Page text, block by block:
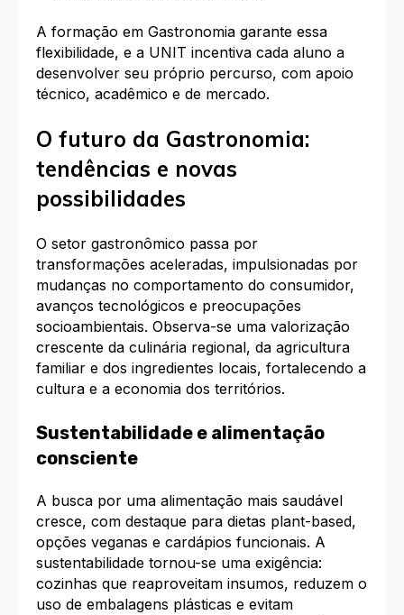
A formação em Gastronomia garante essa
flexibilidade, e a UNIT incentiva cada aluno a
desenvolver seu próprio percurso, com apoio
técnico, acadêmico e de mercado.
O futuro da Gastronomia:
tendências e novas
possibilidades
O setor gastronômico passa por
transformações aceleradas, impulsionadas por
mudanças no comportamento do consumidor,
avanços tecnológicos e preocupações
socioambientais. Observa-se uma valorização
crescente da culinária regional, da agricultura
familiar e dos ingredientes locais, fortalecendo a
cultura e a economia dos territórios.​
Sustentabilidade e alimentação
consciente
A busca por uma alimentação mais saudável
cresce, com destaque para dietas plant-based,
opções veganas e cardápios funcionais. A
sustentabilidade tornou-se uma exigência:
cozinhas que reaproveitam insumos, reduzem o
uso de embalagens plásticas e evitam